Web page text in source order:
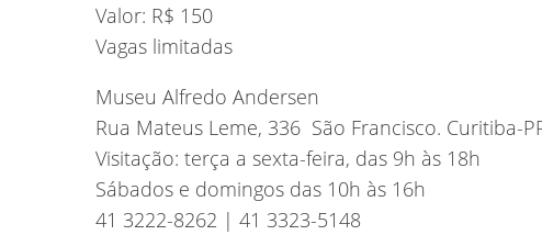
Valor: R$ 150
Vagas limitadas
Museu Alfredo Andersen
Rua Mateus Leme, 336  São Francisco. Curitiba-
Visitação: terça a sexta-feira, das 9h às 18h
Sábados e domingos das 10h às 16h
41 3222-8262 | 41 3323-5148